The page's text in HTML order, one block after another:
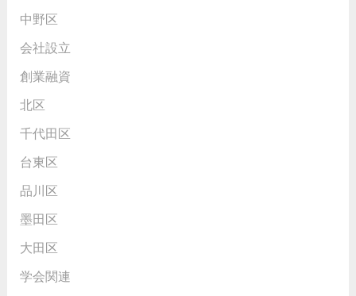
中野区
会社設立
創業融資
北区
千代田区
台東区
品川区
墨田区
大田区
学会関連